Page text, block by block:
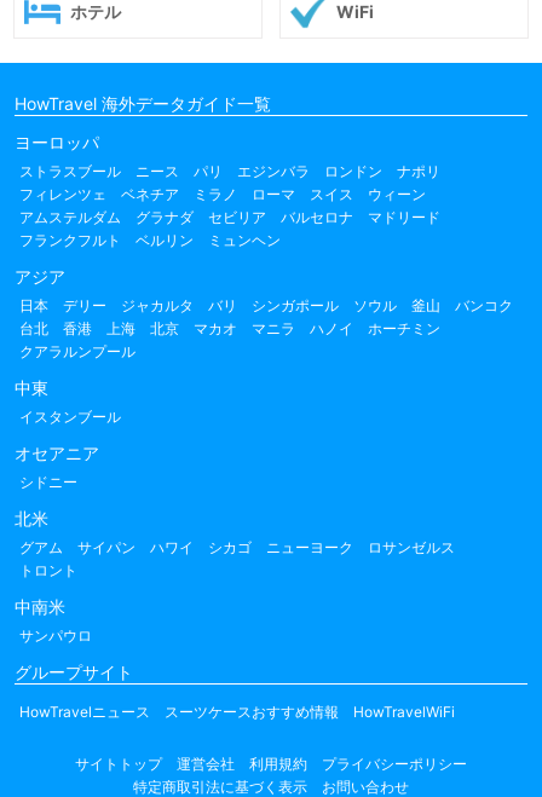
ホテル WiFi
HowTravel 海外データガイド一覧
ヨーロッパ
ストラスブール ニース パリ エジンバラ ロンドン
ナポリ
フィレンツェ
ベネチア ミラノ ローマ スイス
ウィーン
アムステルダム
グラナダ セビリア バルセロナ
マドリード
フランクフルト
ベルリン ミュンヘン
アジア
日本 デリー ジャカルタ バリ シンガポール ソウル 釜山
バンコク
台北
香港 上海 北京 マカオ マニラ ハノイ
ホーチミン
クアラルンプール
中東
イスタンブール
オセアニア
シドニー
北米
グアム サイパン ハワイ シカゴ ニューヨーク
ロサンゼルス
トロント
中南米
サンパウロ
グループサイト
HowTravelニュース スーツケースおすすめ情報 HowTravelWiFi
サイトトップ 運営会社 利用規約
プライバシーポリシー
特定商取引法に基づく表示
お問い合わせ